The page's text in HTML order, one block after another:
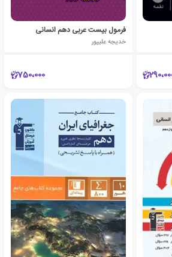
فرمول بیست عربی دهم انسانی
خدیجه علیپور
750،000